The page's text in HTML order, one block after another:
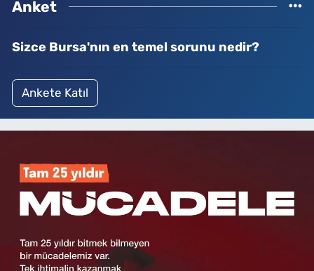
Anket
Sizce Bursa'nın en temel sorunu nedir?
Ankete Katıl